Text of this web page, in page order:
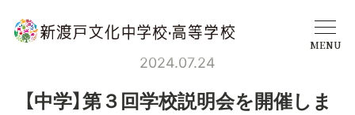
学校概要
MENU
2024.07.24
【中学】第３回学校説明会を開催しま